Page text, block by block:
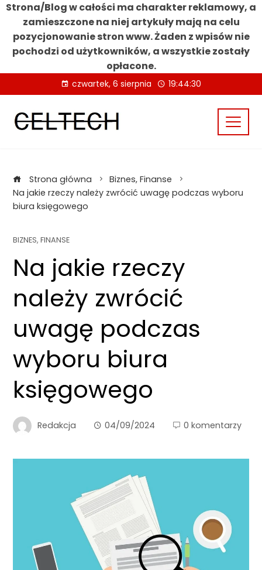
Strona/Blog w całości ma charakter reklamowy, a
zamieszczone na niej artykuły mają na celu
pozycjonowanie stron www. Żaden z wpisów nie
pochodzi od użytkowników, a wszystkie zostały
opłacone.
to
content
czwartek, 6 sierpnia 19:44:31
Strona główna
Biznes, Finanse
Na jakie rzeczy należy zwrócić uwagę podczas wyboru
biura księgowego
BIZNES, FINANSE
Na jakie rzeczy
należy zwrócić
uwagę podczas
wyboru biura
księgowego
Redakcja 04/09/2024 0 komentarzy